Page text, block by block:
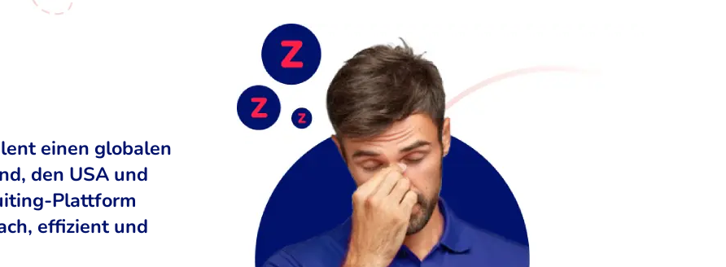
einen globalen
den USA und
Plattform
effizient und